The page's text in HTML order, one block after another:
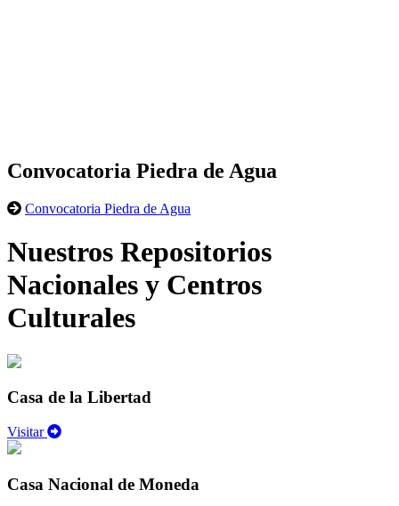
Convocatoria Piedra de Agua
Convocatoria Piedra de Agua
Nuestros Repositorios
Nacionales y Centros
Culturales
Casa de la Libertad
Visitar
Casa Nacional de Moneda